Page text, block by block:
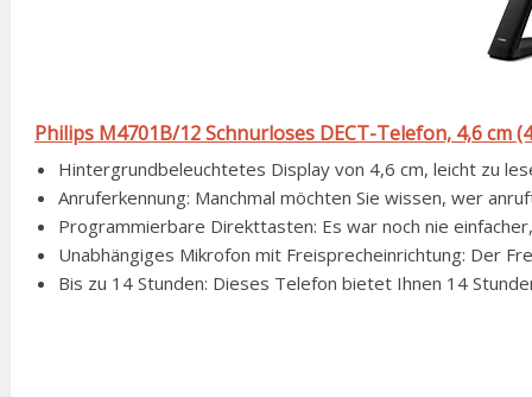
Philips M4701B/12 Schnurloses DECT-Telefon, 4,6 cm
Hintergrundbeleuchtetes Display von 4,6 cm, leicht zu
Anruferkennung: Manchmal möchten Sie wissen, wer
Programmierbare Direkttasten: Es war noch nie
Unabhängiges Mikrofon mit Freisprecheinrichtung: Der
Bis zu 14 Stunden: Dieses Telefon bietet Ihnen 14